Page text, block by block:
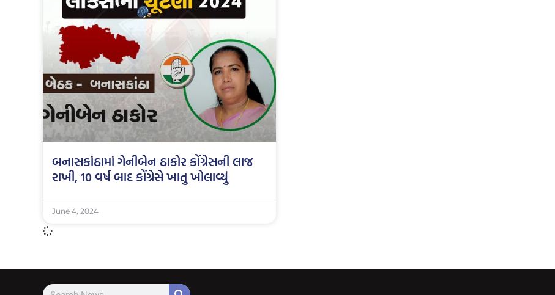
બનાસકાંઠામાં ગેનીબેન ઠાકોર કોંગ્રેસની લાજ
રાખી, 10 વર્ષ બાદ કોંગ્રેસે ખાતુ ખોલાવ્યું
June 4, 2024